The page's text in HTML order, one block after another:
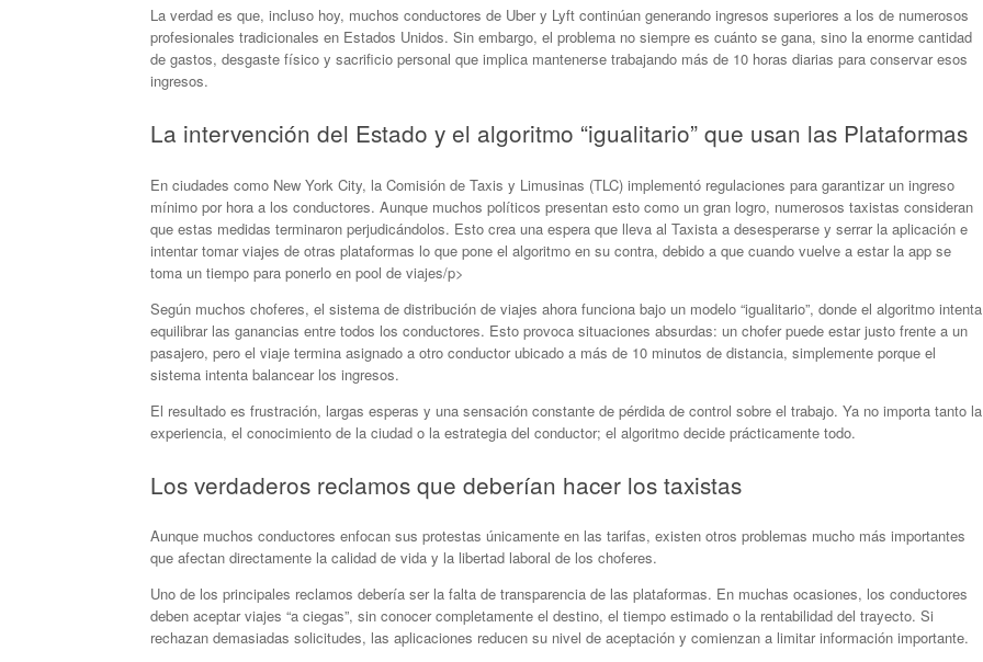
La verdad es que, incluso hoy, muchos conductores de Uber y Lyft continúan generando ingresos superiores a los de numerosos
profesionales tradicionales en Estados Unidos. Sin embargo, el problema no siempre es cuánto se gana, sino la enorme cantidad
de gastos, desgaste físico y sacrificio personal que implica mantenerse trabajando más de 10 horas diarias para conservar esos
ingresos.
La intervención del Estado y el algoritmo “igualitario” que usan las Plataformas
En ciudades como New York City, la Comisión de Taxis y Limusinas (TLC) implementó regulaciones para garantizar un ingreso
mínimo por hora a los conductores. Aunque muchos políticos presentan esto como un gran logro, numerosos taxistas consideran
que estas medidas terminaron perjudicándolos. Esto crea una espera que lleva al Taxista a desesperarse y serrar la aplicación e
intentar tomar viajes de otras plataformas lo que pone el algoritmo en su contra, debido a que cuando vuelve a estar la app se
toma un tiempo para ponerlo en pool de viajes/p>
Según muchos choferes, el sistema de distribución de viajes ahora funciona bajo un modelo “igualitario”, donde el algoritmo intenta
equilibrar las ganancias entre todos los conductores. Esto provoca situaciones absurdas: un chofer puede estar justo frente a un
pasajero, pero el viaje termina asignado a otro conductor ubicado a más de 10 minutos de distancia, simplemente porque el
sistema intenta balancear los ingresos.
El resultado es frustración, largas esperas y una sensación constante de pérdida de control sobre el trabajo. Ya no importa tanto la
experiencia, el conocimiento de la ciudad o la estrategia del conductor; el algoritmo decide prácticamente todo.
Los verdaderos reclamos que deberían hacer los taxistas
Aunque muchos conductores enfocan sus protestas únicamente en las tarifas, existen otros problemas mucho más importantes
que afectan directamente la calidad de vida y la libertad laboral de los choferes.
Uno de los principales reclamos debería ser la falta de transparencia de las plataformas. En muchas ocasiones, los conductores
deben aceptar viajes “a ciegas”, sin conocer completamente el destino, el tiempo estimado o la rentabilidad del trayecto. Si
rechazan demasiadas solicitudes, las aplicaciones reducen su nivel de aceptación y comienzan a limitar información importante.